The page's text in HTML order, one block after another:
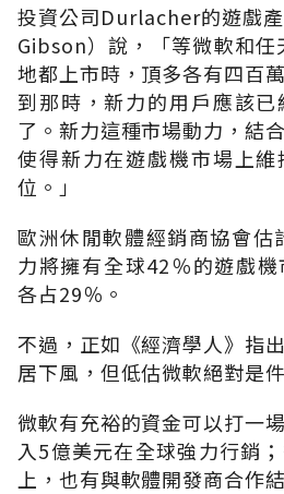
投資公司Durlacher的遊戲
Gibson）說，「等微軟和
地都上市時，頂多各有四百
到那時，新力的用戶應該
了。新力這種市場動力，結
使得新力在遊戲機市場上
位。」
歐洲休閒軟體經銷商協會估
力將擁有全球42％的遊戲
各占29％。
不過，正如《經濟學人》指
居下風，但低估微軟絕對是
微軟有充裕的資金可以打一
入5億美元在全球強力行銷
上，也有與軟體開發商合作